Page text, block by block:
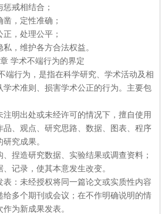
惩戒相结合；
凿，定性准确；
正，处理公平；
私，维护各方合法权益。
学术不端行为的界定
端行为，是指在科学研究、学术活动及相
学术准则、损害学术公正的行为。主要包
注明出处或未经许可的情况下，擅自使用
品、观点、研究思路、数据、图表、程序
究成果。
、捏造研究数据、实验结果或调查资料；
记录，使其本意发生改变。
表：未经授权将同一篇论文或实质性内容
给多个期刊或会议；在不作明确说明的情
为新成果发表。